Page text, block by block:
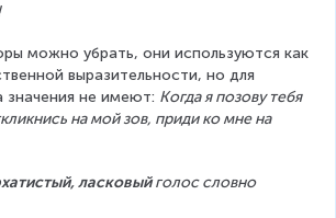
можно убрать, они используются как
выразительности, но для
не имеют: Когда я позову тебя
на мой зов, приди ко мне на
ласковый голос словно